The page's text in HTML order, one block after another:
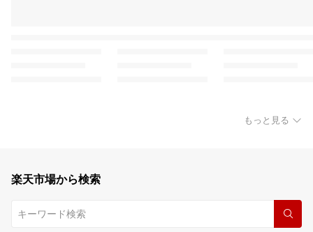
もっと見る
楽天市場から検索